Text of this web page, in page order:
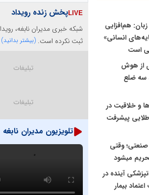
رانندگی؛ سرمایه‌گذاری هوشمندانه
و ارتقای ایمنی جامعه
هم‌افزایی
انسانی»
است
از هوش
سه ضلع
و خلاقیت در
پیشرفت
وقتی
میشود
آینده در
بیمار
پخش زنده رویداد
شبکه خبری مدیران نابغه،
ثبت نکرده است. (بیشتر بدانید)
تلویزیون مدیران نابغه